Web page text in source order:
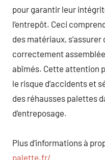
pour garantir leur
l’entrepôt. Ceci
des matériaux,
correctement
abîmés. Cette attention
le risque d’accidents et
des réhausses palettes
d’entreposage.
Plus d’informations à
palette.fr/